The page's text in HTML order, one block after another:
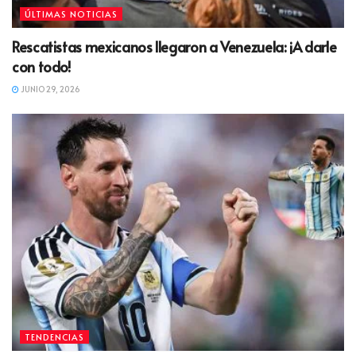
ÚLTIMAS NOTICIAS
Rescatistas mexicanos llegaron a Venezuela: ¡A darle
con todo!
JUNIO 29, 2026
TENDENCIAS